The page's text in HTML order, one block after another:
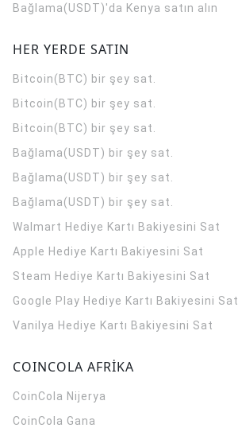
Bağlama(USDT)'da Kenya satın alın
HER YERDE SATIN
Bitcoin(BTC) bir şey sat.
Bitcoin(BTC) bir şey sat.
Bitcoin(BTC) bir şey sat.
Bağlama(USDT) bir şey sat.
Bağlama(USDT) bir şey sat.
Bağlama(USDT) bir şey sat.
Walmart Hediye Kartı Bakiyesini Sat
Apple Hediye Kartı Bakiyesini Sat
Steam Hediye Kartı Bakiyesini Sat
Google Play Hediye Kartı Bakiyesini Sat
Vanilya Hediye Kartı Bakiyesini Sat
COINCOLA AFRİKA
CoinCola Nijerya
CoinCola Gana